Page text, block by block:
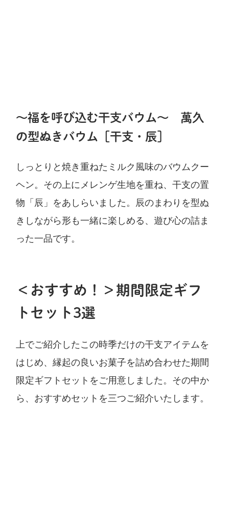
～福を呼び込む干支バウム～ 萬久
の型ぬきバウム［干支・辰］
しっとりと焼き重ねたミルク風味のバウムクー
ヘン。その上にメレンゲ生地を重ね、干支の置
物「辰」をあしらいました。辰のまわりを型ぬ
きしながら形も一緒に楽しめる、遊び心の詰ま
った一品です。
＜おすすめ！＞期間限定ギフ
トセット3選
上でご紹介したこの時季だけの干支アイテムを
はじめ、縁起の良いお菓子を詰め合わせた期間
限定ギフトセットをご用意しました。その中か
ら、おすすめセットを三つご紹介いたします。